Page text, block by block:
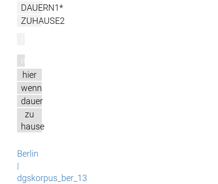
DAUERN1*
ZUHAUSE2
m
hier
wenn
dauer
zu
hause
Berlin
|
dgskorpus_ber_13